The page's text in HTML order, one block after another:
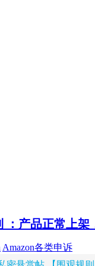
：产品正常上架
Amazon各类申诉